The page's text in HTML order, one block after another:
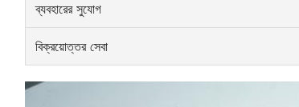
ব্যবহারের সুযোগ
বিক্রয়োত্তর সেবা